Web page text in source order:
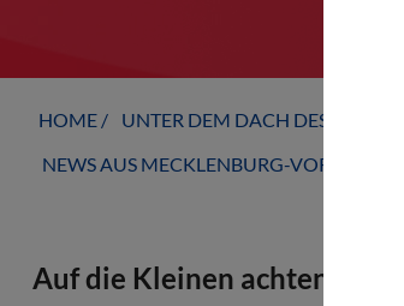
HOME UNTER DEM DACH DES VBIO
NEWS AUS MECKLENBURG-
Auf die Kleinen achten: